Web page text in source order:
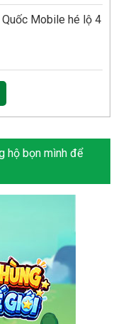
Quốc Mobile hé lộ 4
hộ bọn mình để